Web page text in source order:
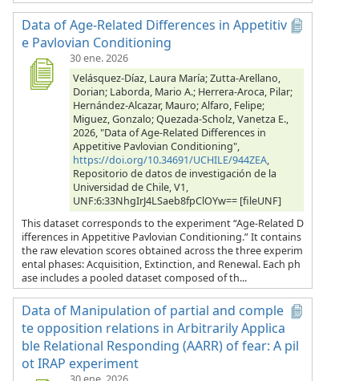
Data of Age-Related Differences in Appetitiv
e Pavlovian Conditioning
30 ene. 2026
Velásquez-Díaz, Laura María; Zutta-Arellano,
Dorian; Laborda, Mario A.; Herrera-Aroca, Pilar;
Hernández-Alcazar, Mauro; Alfaro, Felipe;
Miguez, Gonzalo; Quezada-Scholz, Vanetza E.,
2026, "Data of Age-Related Differences in
Appetitive Pavlovian Conditioning",
https://doi.org/10.34691/UCHILE/944ZEA,
Repositorio de datos de investigación de la
Universidad de Chile, V1,
UNF:6:33NhgIrJ4LSaeb8fpClOYw== [fileUNF]
This dataset corresponds to the experiment “Age-Related D
ifferences in Appetitive Pavlovian Conditioning.” It contains
the raw elevation scores obtained across the three experim
ental phases: Acquisition, Extinction, and Renewal. Each ph
ase includes a pooled dataset composed of th...
Data of Manipulation of partial and comple
te opposition relations in Arbitrarily Applica
ble Relational Responding (AARR) of fear: A pil
ot IRAP experiment